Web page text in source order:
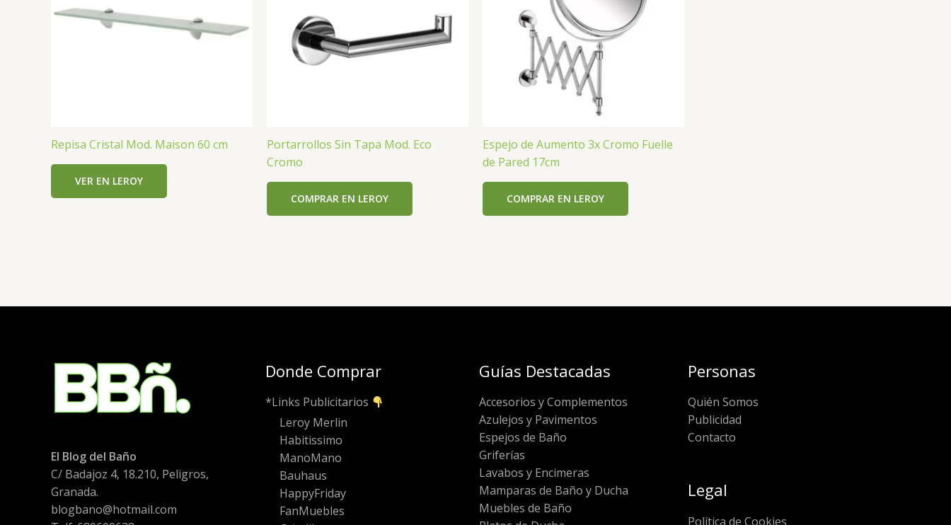
Repisa Cristal Mod. Maison 60 cm
VER EN LEROY
Portarrollos Sin Tapa Mod. Eco
Cromo
COMPRAR EN LEROY
Espejo de Aumento 3x Cromo Fuelle
de Pared 17cm
COMPRAR EN LEROY
El Blog del Baño
C/ Badajoz 4, 18.210, Peligros,
Granada.
blogbano@hotmail.com
Donde Comprar
*Links Publicitarios
Leroy Merlin
Habitissimo
ManoMano
Bauhaus
HappyFriday
FanMuebles
Guías Destacadas
Accesorios y Complementos
Azulejos y Pavimentos
Espejos de Baño
Griferías
Lavabos y Encimeras
Mamparas de Baño y Ducha
Muebles de Baño
Personas
Quién Somos
Publicidad
Contacto
Legal
Política de Cookies